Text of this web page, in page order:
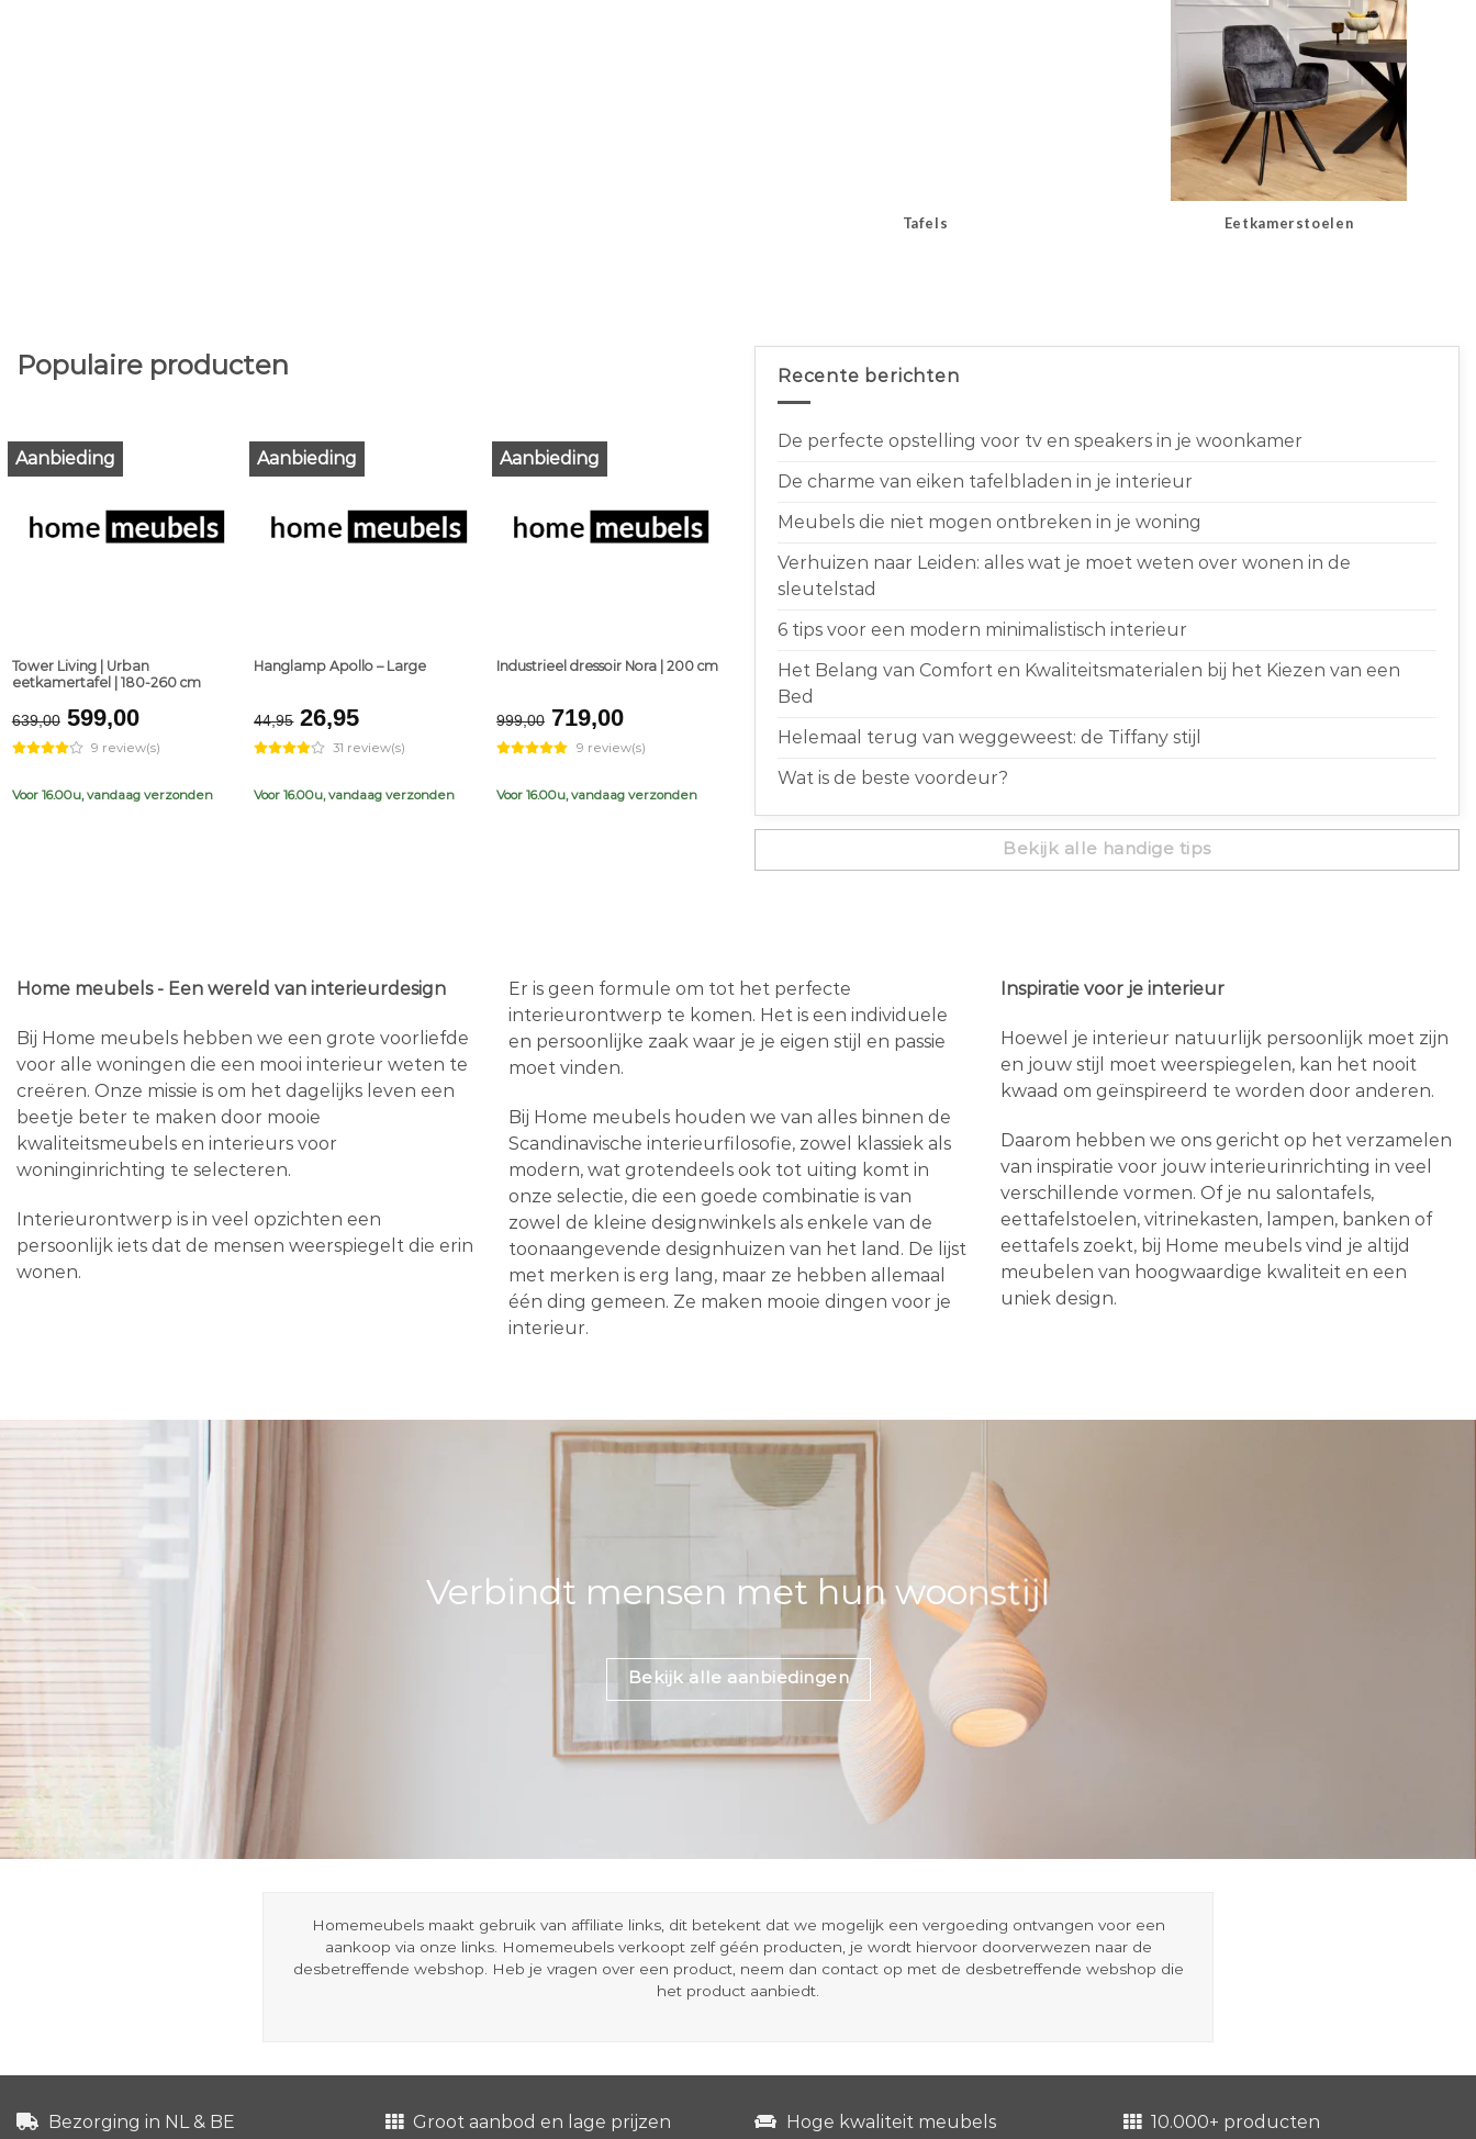
Tafels Eetkamerstoelen
Populaire producten
Aanbieding
Tower Living | Urban
eetkamertafel | 180-260 cm
639,00 Original
price
was:
€639,00.
599,00Current
price
is:
€599,00.
9 review(s)
Voor 16.00u, vandaag verzonden
Aanbieding
Hanglamp Apollo – Large
44,95 Original
price
was:
€44,95.
26,95Current
price
is:
€26,95.
31 review(s)
Voor 16.00u, vandaag verzonden
Aanbieding
Industrieel dressoir Nora | 200 cm
999,00 Original
price
was:
€999,00.
719,00Current
price
is:
€719,00.
9 review(s)
Voor 16.00u, vandaag verzonden
Recente berichten
De perfecte opstelling voor tv en speakers in je woonkamer
De charme van eiken tafelbladen in je interieur
Meubels die niet mogen ontbreken in je woning
Verhuizen naar Leiden: alles wat je moet weten over wonen in de
sleutelstad
6 tips voor een modern minimalistisch interieur
Het Belang van Comfort en Kwaliteitsmaterialen bij het Kiezen van een
Bed
Helemaal terug van weggeweest: de Tiffany stijl
Wat is de beste voordeur?
Bekijk alle handige tips
Home meubels - Een wereld van interieurdesign
Bij Home meubels hebben we een grote voorliefde
voor alle woningen die een mooi interieur weten te
creëren. Onze missie is om het dagelijks leven een
beetje beter te maken door mooie
kwaliteitsmeubels en interieurs voor
woninginrichting te selecteren.
Interieurontwerp is in veel opzichten een
persoonlijk iets dat de mensen weerspiegelt die erin
wonen.
Er is geen formule om tot het perfecte
interieurontwerp te komen. Het is een individuele
en persoonlijke zaak waar je je eigen stijl en passie
moet vinden.
Bij Home meubels houden we van alles binnen de
Scandinavische interieurfilosofie, zowel klassiek als
modern, wat grotendeels ook tot uiting komt in
onze selectie, die een goede combinatie is van
zowel de kleine designwinkels als enkele van de
toonaangevende designhuizen van het land. De lijst
met merken is erg lang, maar ze hebben allemaal
één ding gemeen. Ze maken mooie dingen voor je
interieur.
Inspiratie voor je interieur
Hoewel je interieur natuurlijk persoonlijk moet zijn
en jouw stijl moet weerspiegelen, kan het nooit
kwaad om geïnspireerd te worden door anderen.
Daarom hebben we ons gericht op het verzamelen
van inspiratie voor jouw interieurinrichting in veel
verschillende vormen. Of je nu salontafels,
eettafelstoelen, vitrinekasten, lampen, banken of
eettafels zoekt, bij Home meubels vind je altijd
meubelen van hoogwaardige kwaliteit en een
uniek design.
Verbindt mensen met hun woonstijl
Bekijk alle aanbiedingen
Homemeubels maakt gebruik van affiliate links, dit betekent dat we mogelijk een vergoeding ontvangen voor een
aankoop via onze links. Homemeubels verkoopt zelf géén producten, je wordt hiervoor doorverwezen naar de
desbetreffende webshop. Heb je vragen over een product, neem dan contact op met de desbetreffende webshop die
het product aanbiedt.
Bezorging in NL & BE Groot aanbod en lage prijzen Hoge kwaliteit meubels 10.000+ producten